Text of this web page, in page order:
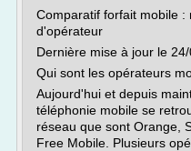
Comparatif forfait mobile
d'opérateur
Dernière mise à jour le
Qui sont les opérateurs
Aujourd'hui et depuis
téléphonie mobile se
réseau que sont Orange,
Free Mobile. Plusieurs